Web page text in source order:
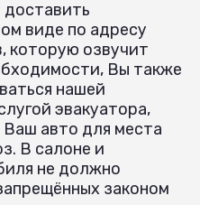
виде по адресу
которую озвучит
Вы также
нашей
эвакуатора,
авто для места
В салоне и
не должно
законом